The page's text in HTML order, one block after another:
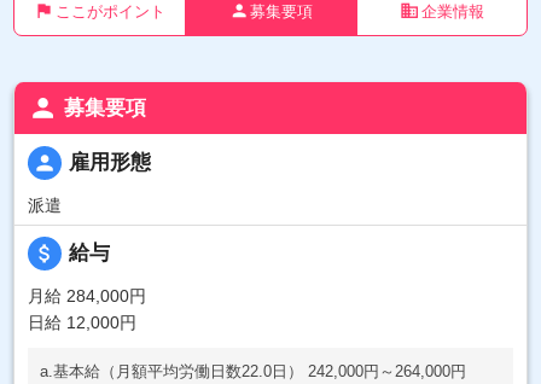
flag ここがポイント person 募集要項 business 企業情報
person 募集要項
person 雇用形態
派遣
attach_money 給与
月給 284,000円
日給 12,000円
a.基本給（月額平均労働日数22.0日） 242,000円～264,000円